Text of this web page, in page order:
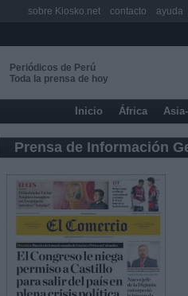
Periódicos de Perú
Toda la prensa de hoy
Inicio África
Prensa de Información
sobre Kiosko.net contacto ayuda